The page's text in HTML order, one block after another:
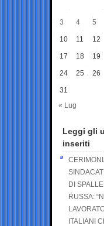
3 4 5
10 11 12
17 18 19
24 25 26
31
« Lug
Leggi gli
inseriti
DI
RUSSA:
ITALIANI